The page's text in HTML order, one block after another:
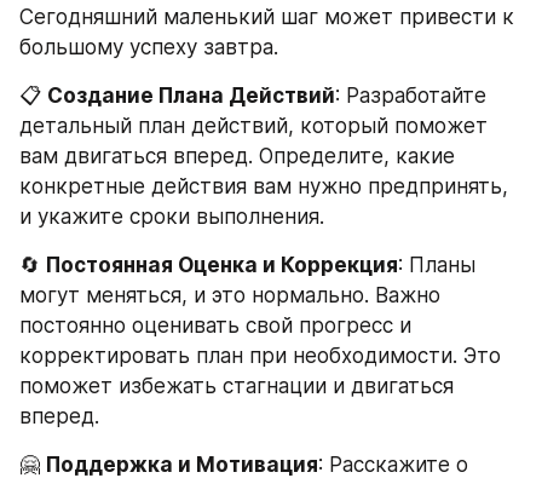
Сегодняшний маленький шаг может привести к
большому успеху завтра.
📋 Создание Плана Действий: Разработайте
детальный план действий, который поможет
вам двигаться вперед. Определите, какие
конкретные действия вам нужно предпринять,
и укажите сроки выполнения.
🔄 Постоянная Оценка и Коррекция: Планы
могут меняться, и это нормально. Важно
постоянно оценивать свой прогресс и
корректировать план при необходимости. Это
поможет избежать стагнации и двигаться
вперед.
🤗 Поддержка и Мотивация: Расскажите о